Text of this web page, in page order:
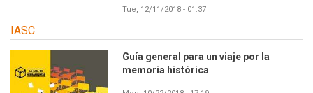
Tue, 12/11/2018 - 01:37
IASC
Guía general para un viaje por la
memoria histórica